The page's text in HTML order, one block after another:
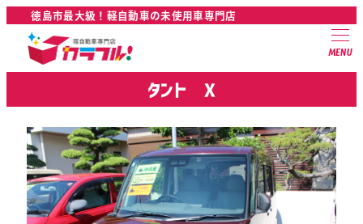
徳島市最大級！軽自動車の未使用車専門店
MENU
タント X